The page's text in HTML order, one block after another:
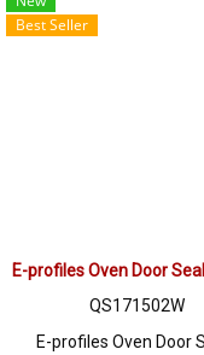
(FDA) Tel: 0 2489 5525/
Best Seller
E-profiles Oven Door
QS171502W
E-profiles Oven Door